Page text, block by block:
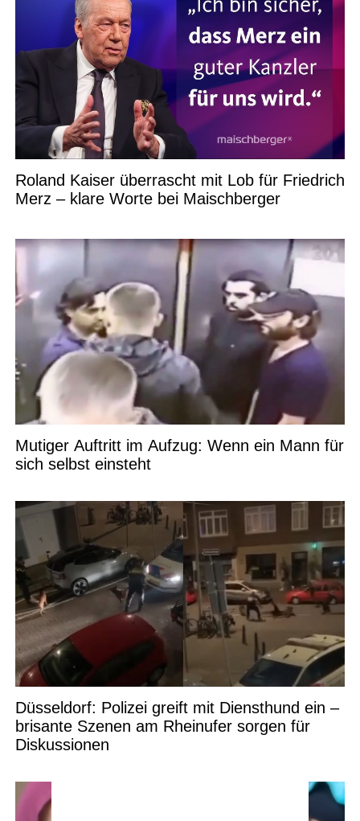
Roland Kaiser überrascht mit Lob für Friedrich
Merz – klare Worte bei Maischberger
Mutiger Auftritt im Aufzug: Wenn ein Mann für
sich selbst einsteht
Düsseldorf: Polizei greift mit Diensthund ein –
brisante Szenen am Rheinufer sorgen für
Diskussionen